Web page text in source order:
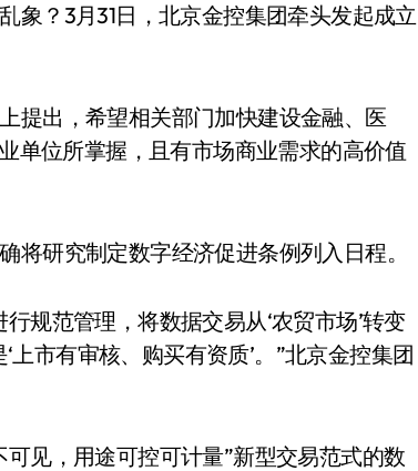
象？3月31日，北京金控集团牵头发起成立
提出，希望相关部门加快建设金融、医
单位所掌握，且有市场商业需求的高价值
将研究制定数字经济促进条例列入日程。
规范管理，将数据交易从‘农贸市场’转变
上市有审核、购买有资质’。”北京金控集团
见，用途可控可计量”新型交易范式的数